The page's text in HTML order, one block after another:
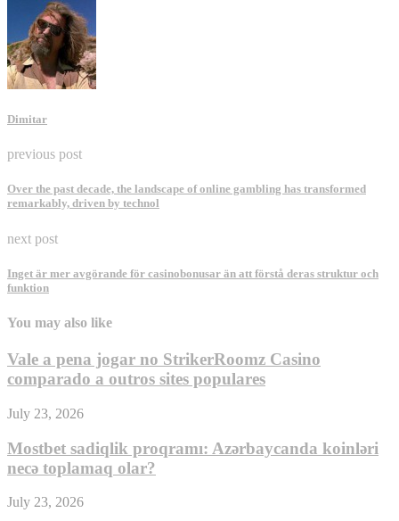
Dimitar
previous post
Over the past decade, the landscape of online gambling has transformed
remarkably, driven by technol
next post
Inget är mer avgörande för casinobonusar än att förstå deras struktur och
funktion
You may also like
Vale a pena jogar no StrikerRoomz Casino
comparado a outros sites populares
July 23, 2026
Mostbet sadiqlik proqramı: Azərbaycanda koinləri
necə toplamaq olar?
July 23, 2026